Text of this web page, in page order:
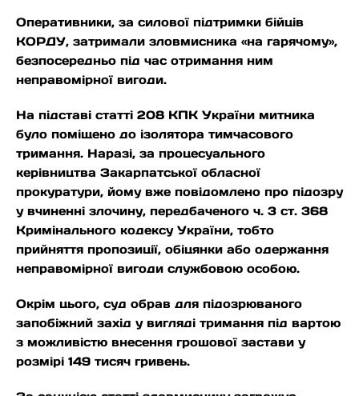
Оперативники, за силової підтримки бійців
КОРДУ, затримали зловмисника «на гарячому»,
безпосередньо під час отримання ним
неправомірної вигоди.
На підставі статті 208 КПК України митника
було поміщено до ізолятора тимчасового
тримання. Наразі, за процесуального
керівництва Закарпатської обласної
прокуратури, йому вже повідомлено про підозру
у вчиненні злочину, передбаченого ч. 3 ст. 368
Кримінального кодексу України, тобто
прийняття пропозиції, обіцянки або одержання
неправомірної вигоди службовою особою.
Окрім цього, суд обрав для підозрюваного
запобіжний захід у вигляді тримання під вартою
з можливістю внесення грошової застави у
розмірі 149 тисяч гривень.